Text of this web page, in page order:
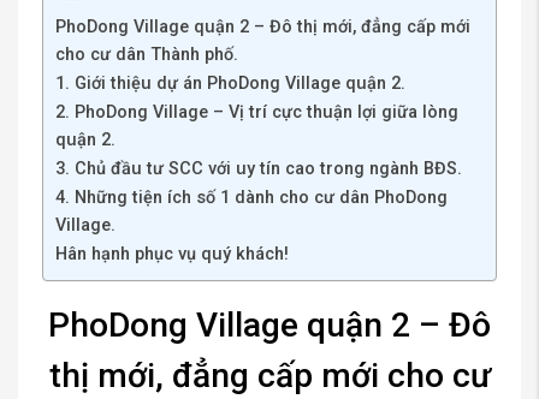
PhoDong Village quận 2 – Đô thị mới, đẳng cấp mới
cho cư dân Thành phố.
1. Giới thiệu dự án PhoDong Village quận 2.
2. PhoDong Village – Vị trí cực thuận lợi giữa lòng
quận 2.
3. Chủ đầu tư SCC với uy tín cao trong ngành BĐS.
4. Những tiện ích số 1 dành cho cư dân PhoDong
Village.
Hân hạnh phục vụ quý khách!
PhoDong Village quận 2 – Đô
thị mới, đẳng cấp mới cho cư